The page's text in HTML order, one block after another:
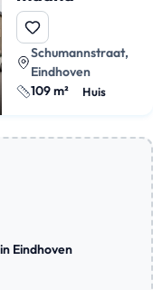
Schumannstraat,
Eindhoven
109 m²
Huis
Eindhoven